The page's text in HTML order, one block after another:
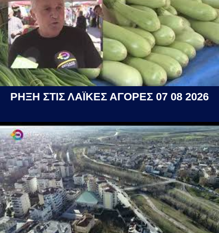
ΡΗΞΗ ΣΤΙΣ ΛΑΪΚΕΣ ΑΓΟΡΕΣ 07 08 2026